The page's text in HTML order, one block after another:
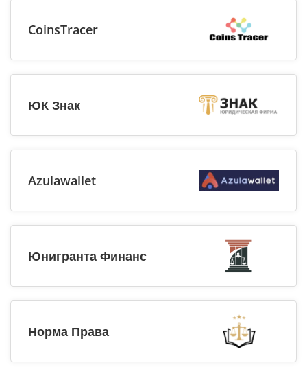
CoinsTracer
ЮК Знак
Azulawallet
Юнигранта Финанс
Норма Права